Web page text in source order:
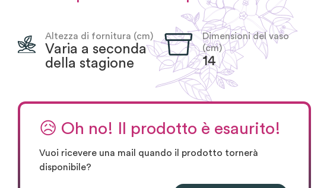
Altezza di fornitura (cm)
Varia a seconda
della stagione
Dimensioni del vaso
(cm)
14
😥 Oh no! Il prodotto è esaurito!
Vuoi ricevere una mail quando il prodotto tornerà
disponibile?